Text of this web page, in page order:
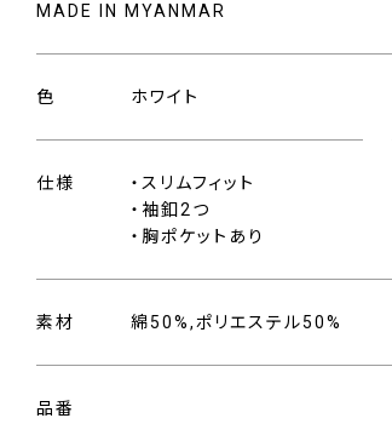
MADE IN MYANMAR
色 ホワイト
仕様
・スリムフィット
・袖釦2つ
・胸ポケットあり
素材 綿50%,ポリエステル50%
品番